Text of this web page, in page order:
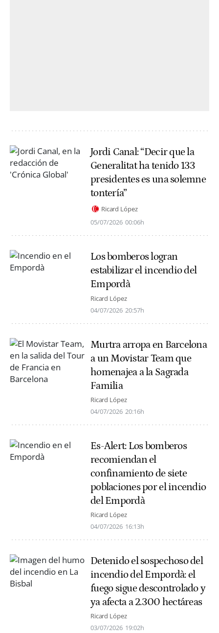
Jordi Canal: “Decir que la
Generalitat ha tenido 133
presidentes es una solemne
tontería”
Ricard López
05/07/2026 00:06h
Los bomberos logran
estabilizar el incendio del
Empordà
Ricard López
04/07/2026 20:57h
Murtra arropa en Barcelona
a un Movistar Team que
homenajea a la Sagrada
Familia
Ricard López
04/07/2026 20:16h
Es-Alert: Los bomberos
recomiendan el
confinamiento de siete
poblaciones por el incendio
del Empordà
Ricard López
04/07/2026 16:13h
Detenido el sospechoso del
incendio del Empordà: el
fuego sigue descontrolado y
ya afecta a 2.300 hectáreas
Ricard López
03/07/2026 19:02h